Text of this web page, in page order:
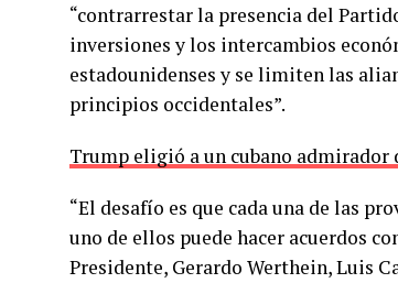
“contrarrestar la presencia del
inversiones y los intercambios
estadounidenses y se limiten las
principios occidentales”.
Trump eligió a un cubano
“El desafío es que cada una de las
uno de ellos puede hacer acuerdos
Presidente, Gerardo Werthein, Luis